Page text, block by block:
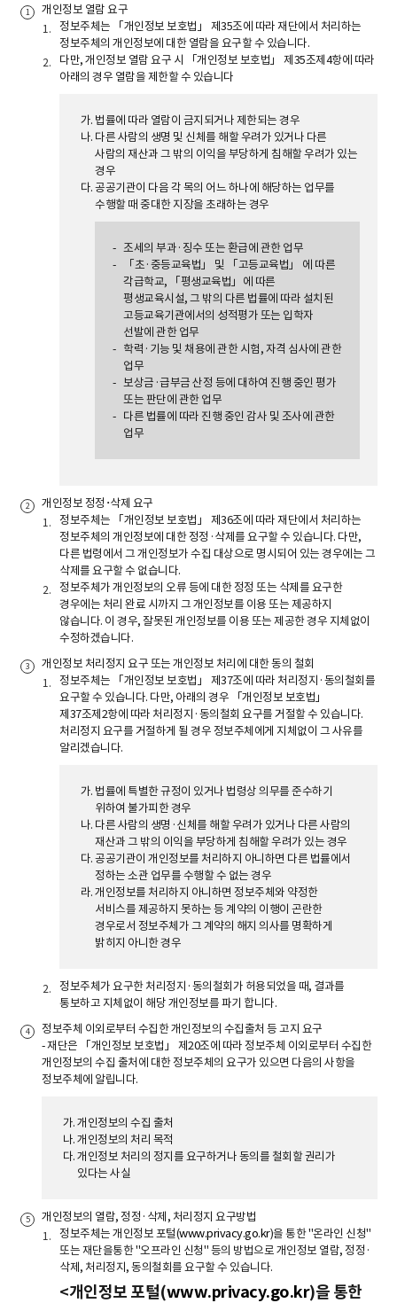
개인정보 열람 요구
정보주체는 「개인정보 보호법」 제35조에 따라 재단에서 처리하는
정보주체의 개인정보에 대한 열람을 요구할 수 있습니다.
다만, 개인정보 열람 요구 시 「개인정보 보호법」 제35조제4항에 따라
아래의 경우 열람을 제한할 수 있습니다
법률에 따라 열람이 금지되거나 제한되는 경우
다른 사람의 생명 및 신체를 해할 우려가 있거나 다른
사람의 재산과 그 밖의 이익을 부당하게 침해할 우려가 있는
경우
공공기관이 다음 각 목의 어느 하나에 해당하는 업무를
수행할 때 중대한 지장을 초래하는 경우
조세의 부과·징수 또는 환급에 관한 업무
「초·중등교육법」 및 「고등교육법」 에 따른
각급학교, 「평생교육법」에 따른
평생교육시설, 그 밖의 다른 법률에 따라 설치된
고등교육기관에서의 성적평가 또는 입학자
선발에 관한 업무
학력·기능 및 채용에 관한 시험, 자격 심사에 관한
업무
보상금·급부금 산정 등에 대하여 진행 중인 평가
또는 판단에 관한 업무
다른 법률에 따라 진행 중인 감사 및 조사에 관한
업무
개인정보 정정･삭제 요구
정보주체는 「개인정보 보호법」 제36조에 따라 재단에서 처리하는
정보주체의 개인정보에 대한 정정·삭제를 요구할 수 있습니다. 다만,
다른 법령에서 그 개인정보가 수집 대상으로 명시되어 있는 경우에는 그
삭제를 요구할 수 없습니다.
정보주체가 개인정보의 오류 등에 대한 정정 또는 삭제를 요구한
경우에는 처리 완료 시까지 그 개인정보를 이용 또는 제공하지
않습니다. 이 경우, 잘못된 개인정보를 이용 또는 제공한 경우 지체없이
수정하겠습니다.
개인정보 처리정지 요구 또는 개인정보 처리에 대한 동의 철회
정보주체는 「개인정보 보호법」 제37조에 따라 처리정지·동의철회를
요구할 수 있습니다. 다만, 아래의 경우 「개인정보 보호법」
제37조제2항에 따라 처리정지·동의철회 요구를 거절할 수 있습니다.
처리정지 요구를 거절하게 될 경우 정보주체에게 지체없이 그 사유를
알리겠습니다.
법률에 특별한 규정이 있거나 법령상 의무를 준수하기
위하여 불가피한 경우
다른 사람의 생명·신체를 해할 우려가 있거나 다른 사람의
재산과 그 밖의 이익을 부당하게 침해할 우려가 있는 경우
공공기관이 개인정보를 처리하지 아니하면 다른 법률에서
정하는 소관 업무를 수행할 수 없는 경우
개인정보를 처리하지 아니하면 정보주체와 약정한
서비스를 제공하지 못하는 등 계약의 이행이 곤란한
경우로서 정보주체가 그 계약의 해지 의사를 명확하게
밝히지 아니한 경우
정보주체가 요구한 처리정지·동의철회가 허용되었을 때, 결과를
통보하고 지체없이 해당 개인정보를 파기 합니다.
정보주체 이외로부터 수집한 개인정보의 수집출처 등 고지 요구
- 재단은 「개인정보 보호법」 제20조에 따라 정보주체 이외로부터 수집한
개인정보의 수집 출처에 대한 정보주체의 요구가 있으면 다음의 사항을
정보주체에 알립니다.
개인정보의 수집 출처
개인정보의 처리 목적
개인정보 처리의 정지를 요구하거나 동의를 철회할 권리가
있다는 사실
개인정보의 열람, 정정·삭제, 처리정지 요구방법
정보주체는 개인정보 포털(www.privacy.go.kr)을 통한 "온라인 신청"
또는 재단을통한 "오프라인 신청" 등의 방법으로 개인정보 열람, 정정·
삭제, 처리정지, 동의철회를 요구할 수 있습니다.
<개인정보 포털(www.privacy.go.kr)을 통한